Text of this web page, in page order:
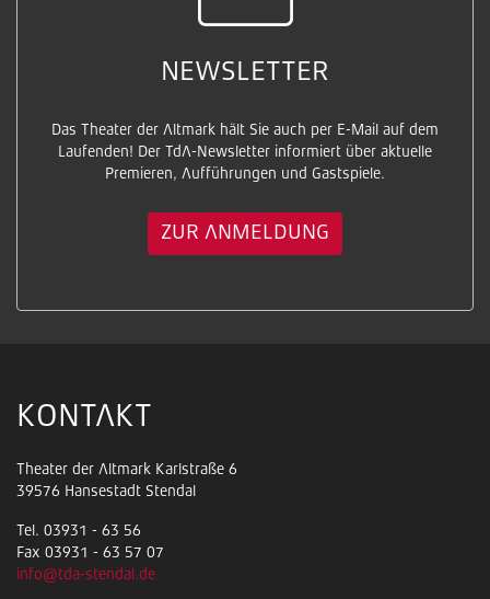
NEWSLETTER
Das Theater der Altmark hält Sie auch per E-Mail auf dem
Laufenden! Der TdA-Newsletter informiert über aktuelle
Premieren, Aufführungen und Gastspiele.
ZUR ANMELDUNG
KONTAKT
Theater der Altmark Karlstraße 6
39576 Hansestadt Stendal
Tel. 03931 - 63 56
Fax 03931 - 63 57 07
info@tda-stendal.de